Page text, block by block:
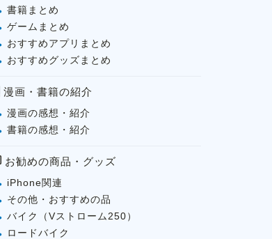
書籍まとめ
ゲームまとめ
おすすめアプリまとめ
おすすめグッズまとめ
漫画・書籍の紹介
漫画の感想・紹介
書籍の感想・紹介
お勧めの商品・グッズ
iPhone関連
その他・おすすめの品
バイク（Vストローム250）
ロードバイク